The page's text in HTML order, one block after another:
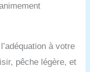
à votre
pêche légère, et